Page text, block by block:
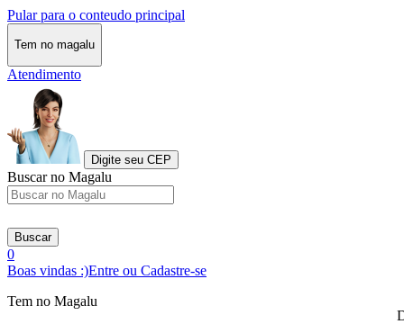
Pular para o conteudo principal
Tem no magalu
Atendimento
Digite seu CEP
Buscar no Magalu
Buscar
0
Boas vindas :)Entre ou Cadastre-se
Tem no Magalu